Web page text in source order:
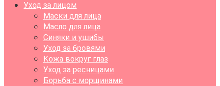
Уход за лицом
Маски для лица
Масло для лица
Синяки и ушибы
Уход за бровями
Кожа вокруг глаз
Уход за ресницами
Борьба с морщинами